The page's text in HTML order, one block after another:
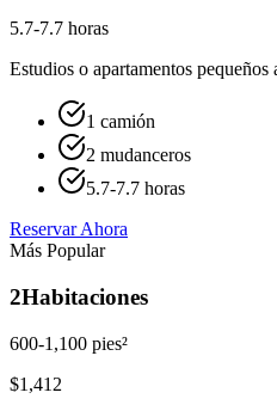
5.7-7.7 horas
Estudios o apartamentos pequeños
1 camión
2 mudanceros
5.7-7.7 horas
Reservar Ahora
Más Popular
2Habitaciones
600-1,100 pies²
$1,412